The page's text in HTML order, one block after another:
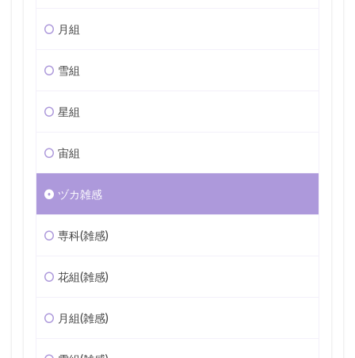
月組
雪組
星組
宙組
ヅカ雑感
専科(雑感)
花組(雑感)
月組(雑感)